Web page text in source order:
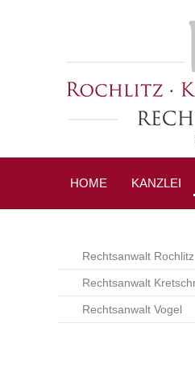
HOME KANZLEI
Rechtsanwalt Rochlitz
Rechtsanwalt
Rechtsanwalt Vogel